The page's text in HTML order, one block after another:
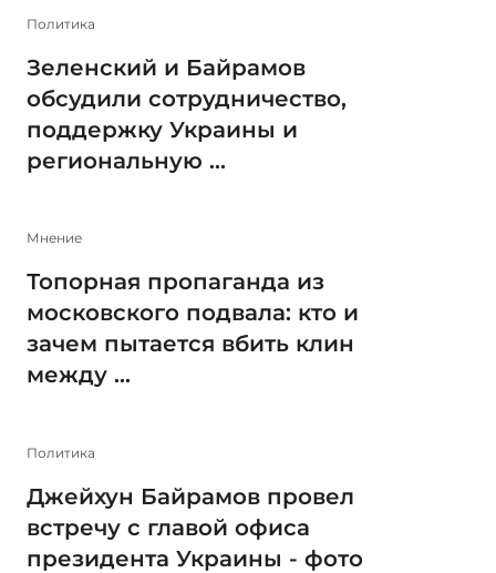
Политика
Зеленский и Байрамов
обсудили сотрудничество,
поддержку Украины и
региональную ...
Мнение
Топорная пропаганда из
московского подвала: кто и
зачем пытается вбить клин
между ...
Политика
Джейхун Байрамов провел
встречу с главой офиса
президента Украины - фото